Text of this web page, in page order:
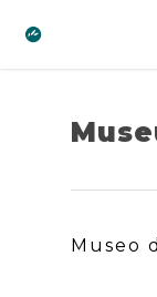
Museo